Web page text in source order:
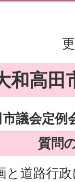
和高田
議会定例
質問
と道路行